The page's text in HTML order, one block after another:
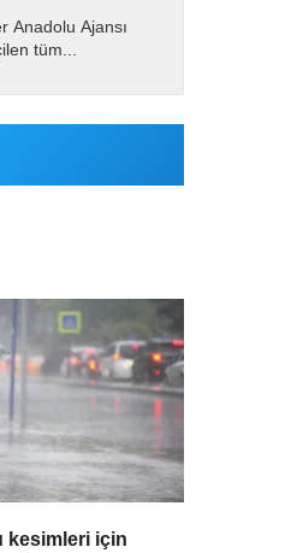
Anadolu Ajansı
tüm...
kesimleri için